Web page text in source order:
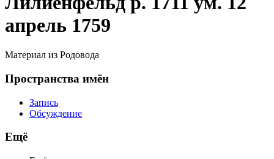
апрель 1759
Материал из Родовода
Пространства имён
Запись
Обсуждение
Ещё